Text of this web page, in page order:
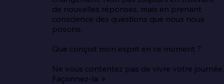
de nouvelles réponses, mais en prenant
conscience des questions que nous nous
posons.
Que conçoit mon esprit en ce moment ?
Ne vous contentez pas de vivre votre journée.
Façonnez-la. »